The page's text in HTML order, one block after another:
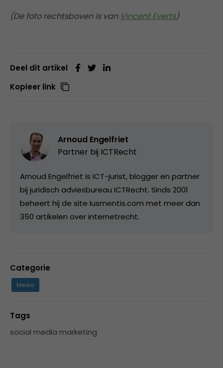
(De foto rechtsboven is van Vincent Everts)
Deel dit artikel
Kopieer link
Arnoud Engelfriet
Partner bij ICTRecht
Arnoud Engelfriet is ICT-jurist, blogger en partner
bij juridisch adviesbureau ICTRecht. Sinds 2001
beheert hij de site Iusmentis.com met meer dan
350 artikelen over internetrecht.
Categorie
Media
Tags
social media marketing